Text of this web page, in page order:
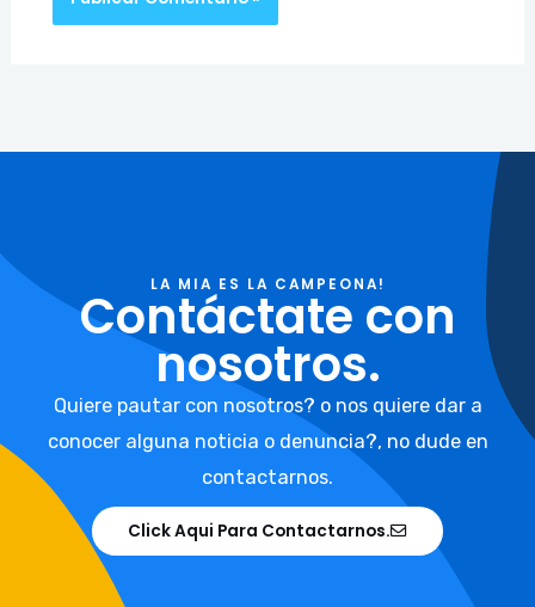
LA MIA ES LA CAMPEONA!
Contáctate con
nosotros.
Quiere pautar con nosotros? o nos quiere dar a
conocer alguna noticia o denuncia?, no dude en
contactarnos.
Click Aqui Para Contactarnos.